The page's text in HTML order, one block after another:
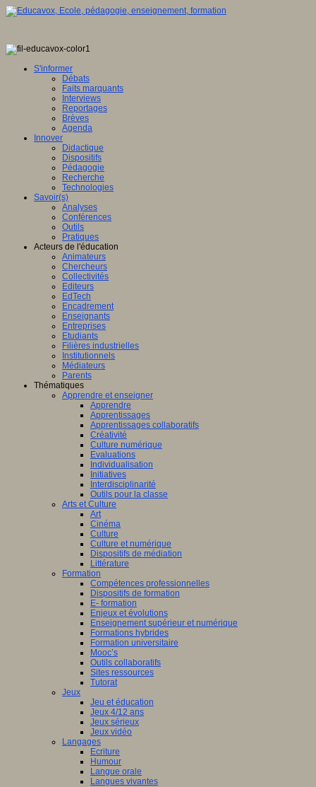
S'informer
Débats
Faits marquants
Interviews
Reportages
Brèves
Agenda
Innover
Didactique
Dispositifs
Pédagogie
Recherche
Technologies
Savoir(s)
Analyses
Conférences
Outils
Pratiques
Acteurs de l'éducation
Animateurs
Chercheurs
Collectivités
Editeurs
EdTech
Encadrement
Enseignants
Entreprises
Etudiants
Filières industrielles
Institutionnels
Médiateurs
Parents
Thématiques
Apprendre et enseigner
Apprendre
Apprentissages
Apprentissages collaboratifs
Créativité
Culture numérique
Evaluations
Individualisation
Initiatives
Interdisciplinarité
Outils pour la classe
Arts et Culture
Art
Cinéma
Culture
Culture et numérique
Dispositifs de médiation
Littérature
Formation
Compétences professionnelles
Dispositifs de formation
E- formation
Enjeux et évolutions
Enseignement supérieur et numérique
Formations hybrides
Formation universitaire
Mooc’s
Outils collaboratifs
Sites ressources
Tutorat
Jeux
Jeu et éducation
Jeux 4/12 ans
Jeux sérieux
Jeux vidéo
Langages
Ecriture
Humour
Langue orale
Langues vivantes